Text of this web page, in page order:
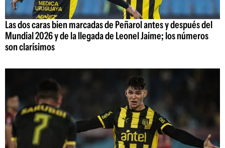
Las dos caras bien marcadas de Peñarol antes y después del
Mundial 2026 y de la llegada de Leonel Jaime; los números
son clarísimos